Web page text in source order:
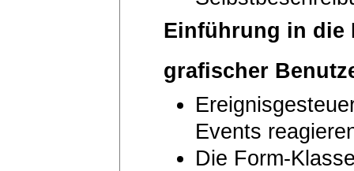
Einführung in die
grafischer
Events
Die Form-